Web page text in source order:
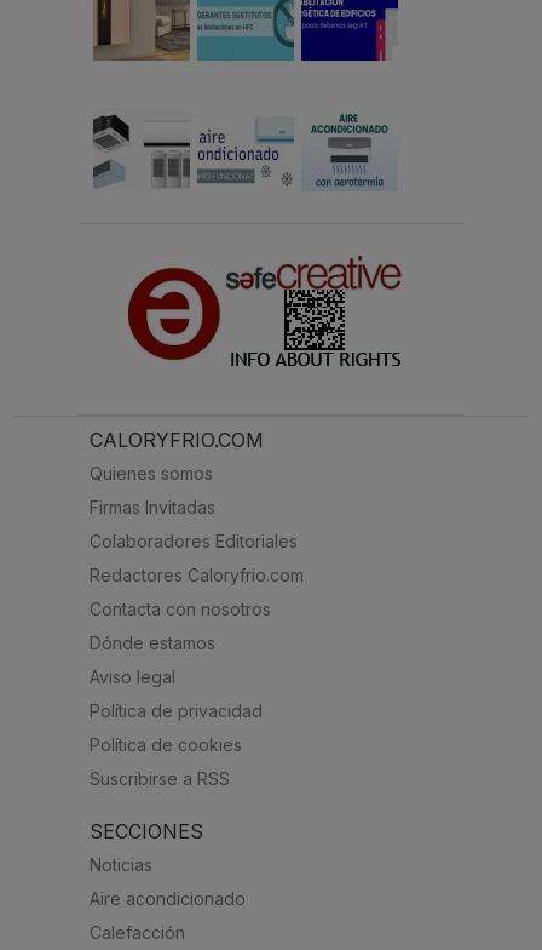
CALORYFRIO.COM
Quienes somos
Firmas Invitadas
Colaboradores Editoriales
Redactores Caloryfrio.com
Contacta con nosotros
Dónde estamos
Aviso legal
Política de privacidad
Política de cookies
Suscribirse a RSS
SECCIONES
Noticias
Aire acondicionado
Calefacción